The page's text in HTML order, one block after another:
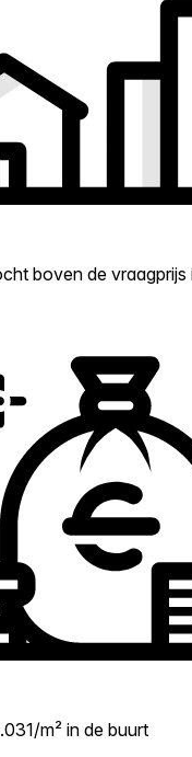
boven de vraagprijs
m² in de buurt